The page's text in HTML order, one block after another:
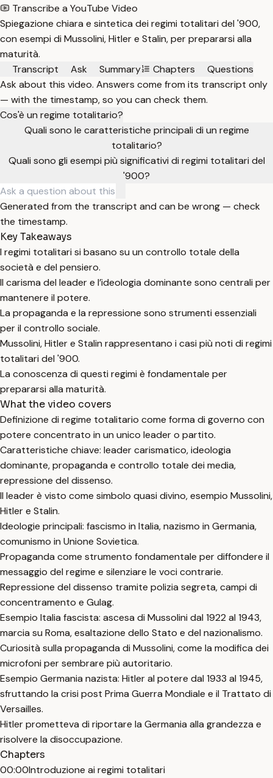
Transcribe a YouTube Video
Spiegazione chiara e sintetica dei regimi totalitari del '900,
con esempi di Mussolini, Hitler e Stalin, per prepararsi alla
maturità.
Transcript
Ask Summary Chapters
Questions
Ask about this video. Answers come from its transcript only
— with the timestamp, so you can check them.
Cos'è un regime totalitario?
Quali sono le caratteristiche principali di un regime
totalitario?
Quali sono gli esempi più significativi di regimi totalitari del
'900?
Generated from the transcript and can be wrong — check
the timestamp.
Key Takeaways
I regimi totalitari si basano su un controllo totale della
società e del pensiero.
Il carisma del leader e l’ideologia dominante sono centrali per
mantenere il potere.
La propaganda e la repressione sono strumenti essenziali
per il controllo sociale.
Mussolini, Hitler e Stalin rappresentano i casi più noti di regimi
totalitari del '900.
La conoscenza di questi regimi è fondamentale per
prepararsi alla maturità.
What the video covers
Definizione di regime totalitario come forma di governo con
potere concentrato in un unico leader o partito.
Caratteristiche chiave: leader carismatico, ideologia
dominante, propaganda e controllo totale dei media,
repressione del dissenso.
Il leader è visto come simbolo quasi divino, esempio Mussolini,
Hitler e Stalin.
Ideologie principali: fascismo in Italia, nazismo in Germania,
comunismo in Unione Sovietica.
Propaganda come strumento fondamentale per diffondere il
messaggio del regime e silenziare le voci contrarie.
Repressione del dissenso tramite polizia segreta, campi di
concentramento e Gulag.
Esempio Italia fascista: ascesa di Mussolini dal 1922 al 1943,
marcia su Roma, esaltazione dello Stato e del nazionalismo.
Curiosità sulla propaganda di Mussolini, come la modifica dei
microfoni per sembrare più autoritario.
Esempio Germania nazista: Hitler al potere dal 1933 al 1945,
sfruttando la crisi post Prima Guerra Mondiale e il Trattato di
Versailles.
Hitler prometteva di riportare la Germania alla grandezza e
risolvere la disoccupazione.
Chapters
00:00Introduzione ai regimi totalitari